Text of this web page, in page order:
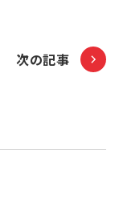
次の記事